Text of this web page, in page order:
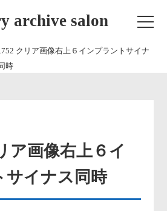
archive salon
クリア画像右上６インプラントサイナ
時
ア画像右上６イ
サイナス同時